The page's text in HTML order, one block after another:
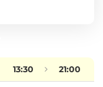
13:30 21:00